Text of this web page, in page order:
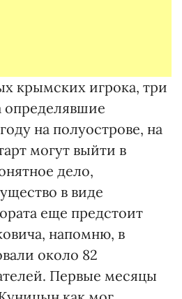
крымских игрока, три
на полуострове, на
могут выйти в
дело,
в виде
еще предстоит
напомню, в
около 82
Первые месяцы